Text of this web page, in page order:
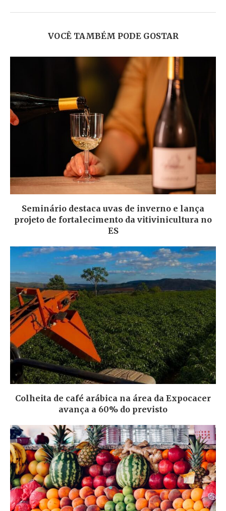
VOCÊ TAMBÉM PODE GOSTAR
Seminário destaca uvas de inverno e lança
projeto de fortalecimento da vitivinicultura no
ES
Colheita de café arábica na área da Expocacer
avança a 60% do previsto